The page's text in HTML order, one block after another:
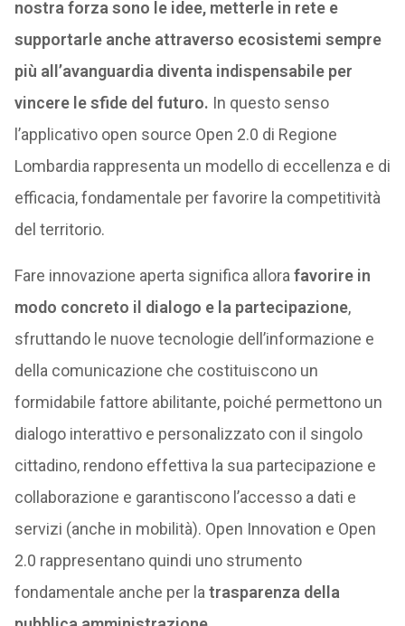
nostra forza sono le idee, metterle in rete e
supportarle anche attraverso ecosistemi sempre
più all’avanguardia diventa indispensabile per
vincere le sfide del futuro. In questo senso
l’applicativo open source Open 2.0 di Regione
Lombardia rappresenta un modello di eccellenza e di
efficacia, fondamentale per favorire la competitività
del territorio.
Fare innovazione aperta significa allora favorire in
modo concreto il dialogo e la partecipazione,
sfruttando le nuove tecnologie dell’informazione e
della comunicazione che costituiscono un
formidabile fattore abilitante, poiché permettono un
dialogo interattivo e personalizzato con il singolo
cittadino, rendono effettiva la sua partecipazione e
collaborazione e garantiscono l’accesso a dati e
servizi (anche in mobilità). Open Innovation e Open
2.0 rappresentano quindi uno strumento
fondamentale anche per la trasparenza della